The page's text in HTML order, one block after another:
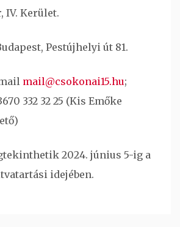
IV. Kerület.
Pestújhelyi út 81.
mail@csokonai15.hu;
332 32 25 (Kis Emőke
2024. június 5-ig a
idejében.